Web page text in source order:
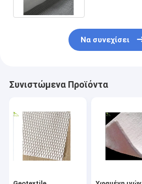
Να συνεχίσει
Συνιστώμενα Προϊόντα